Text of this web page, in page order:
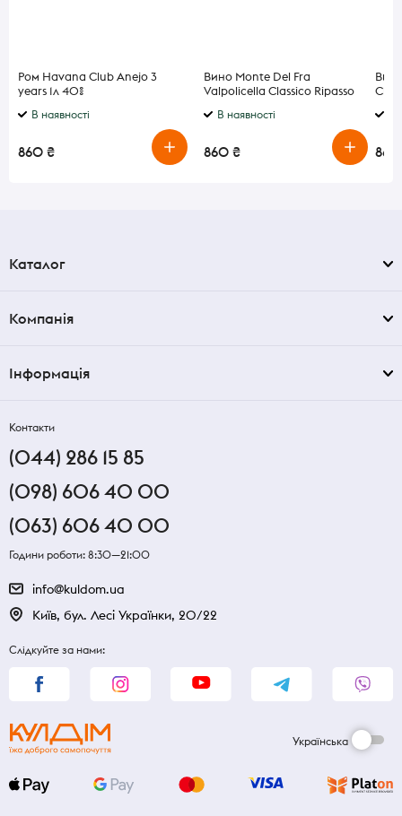
Ром Havana Club Anejo 3
years 1л 40%
В наявності
860 ₴
Вино Monte Del Fra
Valpolicella Classico Ripasso
В наявності
860 ₴
Каталог
Компанія
Інформація
Контакти
(044) 286 15 85
(098) 606 40 00
(063) 606 40 00
Години роботи: 8:30—21:00
info@kuldom.ua
Київ, бул. Лесі Українки, 20/22
Слідкуйте за нами:
Українська